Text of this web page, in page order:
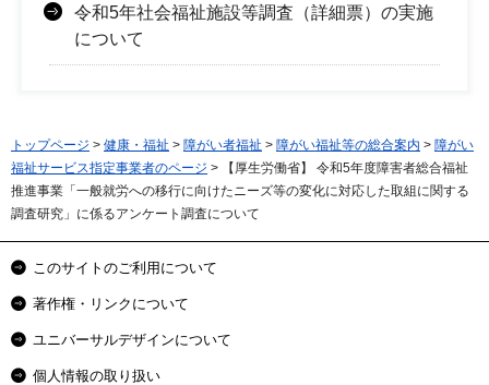
令和5年社会福祉施設等調査（詳細票）の実施
について
トップページ > 健康・福祉 > 障がい者福祉 > 障がい福祉等の総合案内 > 障がい
福祉サービス指定事業者のページ > 【厚生労働省】 令和5年度障害者総合福祉
推進事業「一般就労への移行に向けたニーズ等の変化に対応した取組に関する
調査研究」に係るアンケート調査について
このサイトのご利用について
著作権・リンクについて
ユニバーサルデザインについて
個人情報の取り扱い